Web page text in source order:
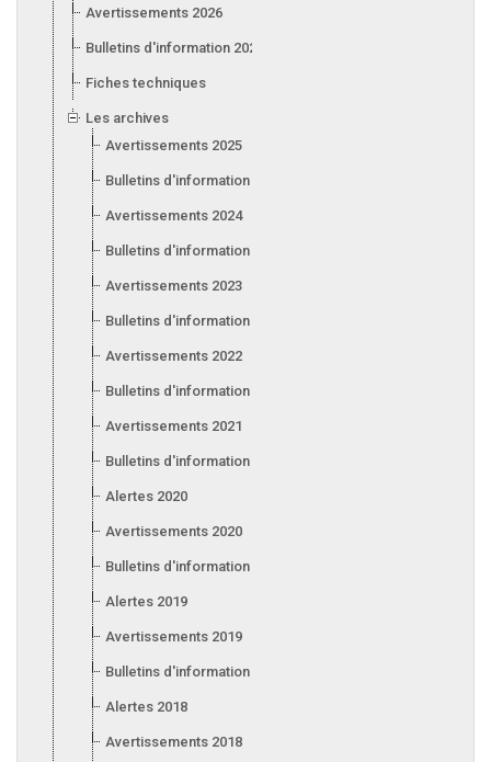
Avertissements 2026
Bulletins d'information 2026
Fiches techniques
Les archives
Avertissements 2025
Bulletins d'information 2025
Avertissements 2024
Bulletins d'information 2024
Avertissements 2023
Bulletins d'information 2023
Avertissements 2022
Bulletins d'information 2022
Avertissements 2021
Bulletins d'information 2021
Alertes 2020
Avertissements 2020
Bulletins d'information 2020
Alertes 2019
Avertissements 2019
Bulletins d'information 2019
Alertes 2018
Avertissements 2018